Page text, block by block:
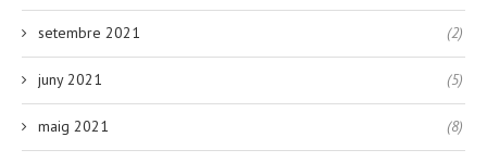
setembre 2021 (2)
juny 2021 (5)
maig 2021 (8)